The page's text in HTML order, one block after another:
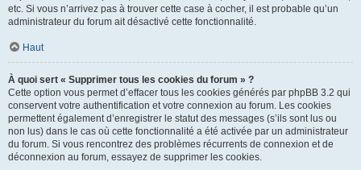
etc. Si vous n’arrivez pas à trouver cette case à cocher, il est probable qu’un
administrateur du forum ait désactivé cette fonctionnalité.
Haut
À quoi sert « Supprimer tous les cookies du forum » ?
Cette option vous permet d’effacer tous les cookies générés par phpBB 3.2 qui
conservent votre authentification et votre connexion au forum. Les cookies
permettent également d’enregistrer le statut des messages (s’ils sont lus ou
non lus) dans le cas où cette fonctionnalité a été activée par un administrateur
du forum. Si vous rencontrez des problèmes récurrents de connexion et de
déconnexion au forum, essayez de supprimer les cookies.